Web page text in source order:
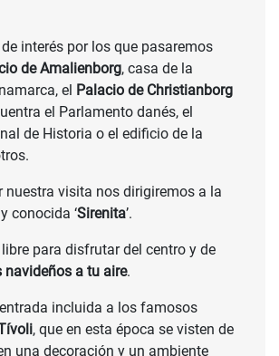
interés por los que pasaremos
de Amalienborg, casa de la
el Palacio de Christianborg
el Parlamento danés, el
de Historia o el edificio de la
nuestra visita nos dirigiremos a la
conocida ‘Sirenita’.
para disfrutar del centro y de
navideños a tu aire.
incluida a los famosos
, que en esta época se visten de
una decoración y un ambiente